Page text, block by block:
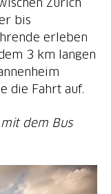
Zürich
bis
erleben
3 km langen
die Fahrt auf.
dem Bus